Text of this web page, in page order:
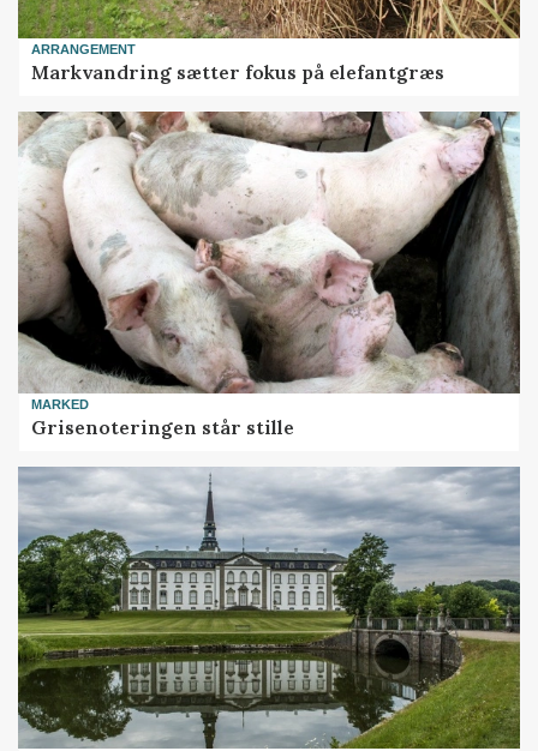
ARRANGEMENT
Markvandring sætter fokus på elefantgræs
MARKED
Grisenoteringen står stille